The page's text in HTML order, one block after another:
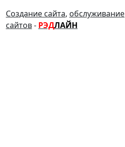
Создание сайта, обслуживание
сайтов- РЭДЛАЙН